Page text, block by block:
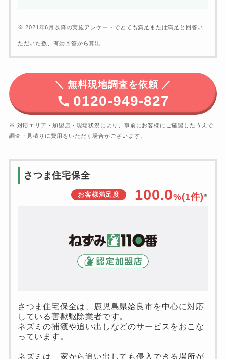
※ 2021年6月以降の実施アンケートでとても満足または満足と回答い
ただいた数、有効回答から算出
＼ 無料現地調査を依頼 ／
0120-949-827
※ 対応エリア・加盟店・現場状況により、事前にお客様にご確認したうえで
調査・見積りに費用をいただく場合がございます。
さつま住宅保全
お客様満足度 100.0%(1件) ※
さつま住宅保全は、鹿児島県姶良市を中心に対応
している害獣駆除業者です。
ネズミの捕獲や追い出しなどのサービスをおこな
っています。
ネズミは、家から追い出しても侵入できる場所が